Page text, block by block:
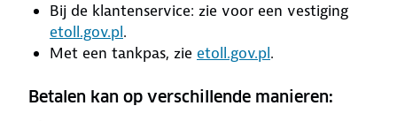
Bij de klantenservice: zie voor een vestiging
etoll.gov.pl.
Met een tankpas, zie etoll.gov.pl.
Betalen kan op verschillende manieren: